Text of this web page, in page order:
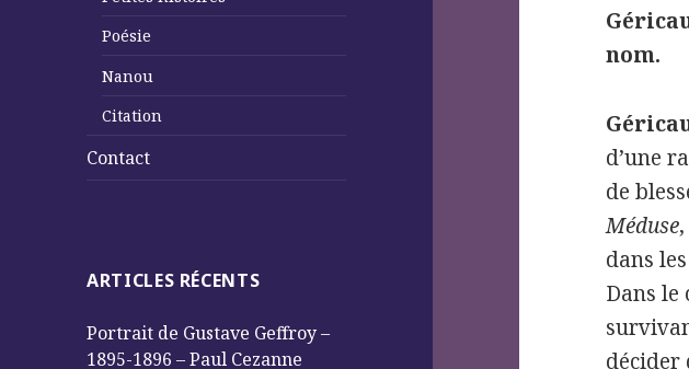
Poésie
Nanou
Citation
Contact
ARTICLES RÉCENTS
Portrait de Gustave Geffroy –
1895-1896 – Paul Cezanne
nom.
d’une
de
Méduse
dans
Dans le
décider